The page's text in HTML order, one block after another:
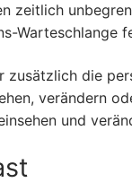
zeitlich
Warteschlange
die
verändern
und